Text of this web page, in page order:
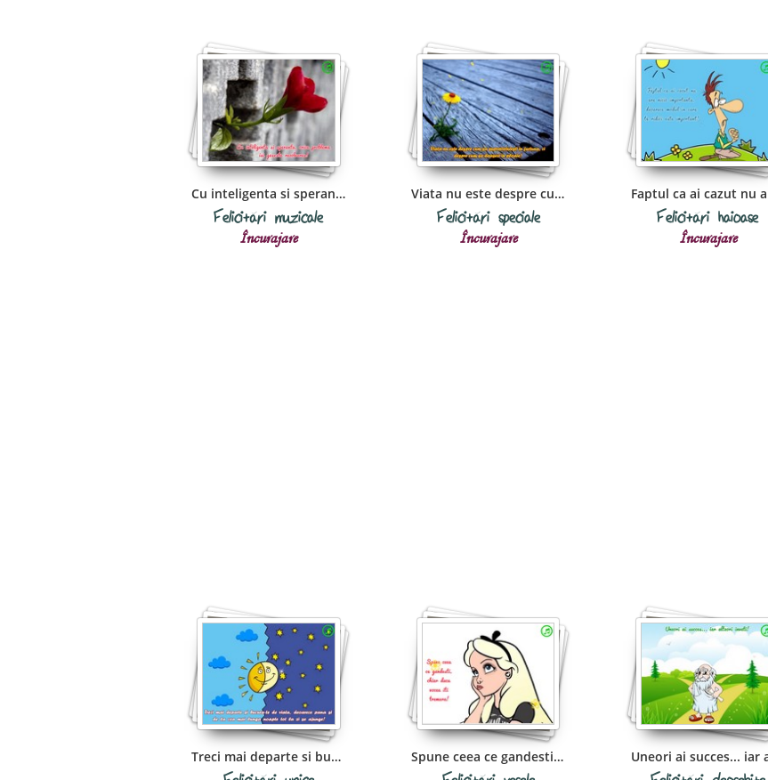
Cu inteligenta si speranta
Felicitări muzicale
Încurajare
Viata nu este despre cum sa
Felicitări speciale
Încurajare
Felicitări haioase
Încurajare
Treci mai departe si bucura-te de viata Spune ceea ce gandesti, chiar daca vocea